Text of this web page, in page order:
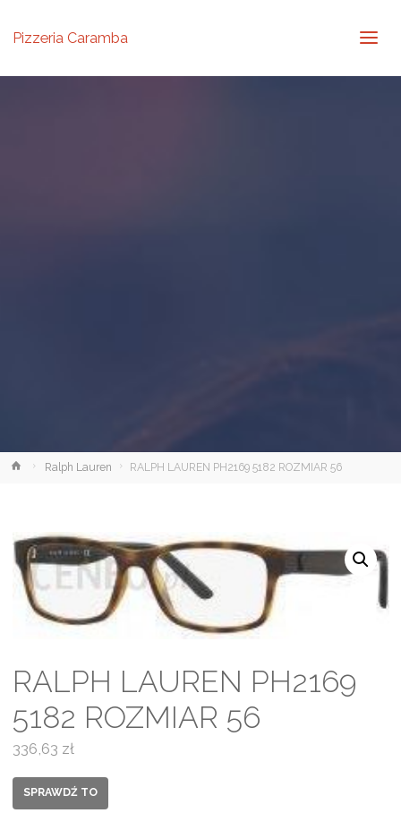
Pizzeria Caramba
StronaRalph Lauren RALPH LAUREN PH2169 5182 ROZMIAR 56
RALPH LAUREN PH2169
5182 ROZMIAR 56
336,63 zł
SPRAWDŹ TO